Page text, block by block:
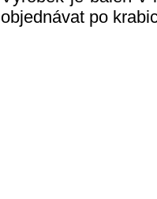
objednávat po